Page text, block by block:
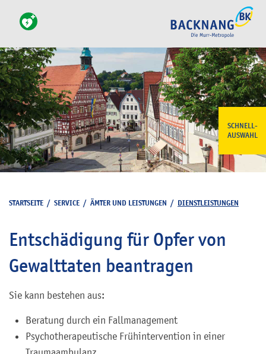
SCHNELL-
AUSWAHL
STARTSEITE / SERVICE / ÄMTER UND LEISTUNGEN / DIENSTLEISTUNGEN
Entschädigung für Opfer von
Gewalttaten beantragen
Sie kann bestehen aus:
Beratung durch ein Fallmanagement
Psychotherapeutische Frühintervention in einer